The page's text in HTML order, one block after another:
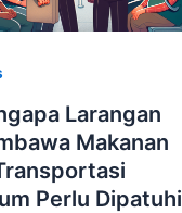
Larangan
Makanan
Perlu Dipatuhi